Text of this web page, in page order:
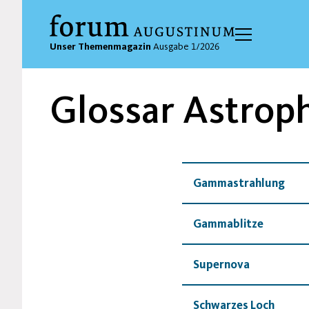
Unser Themenmagazin Ausgabe 1/2026
Glossar
Gammastrahlung
Gammablitze
Supernova
Schwarzes Loch